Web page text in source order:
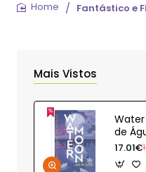
Fantástico e
Mais Vistos
de
17.01€